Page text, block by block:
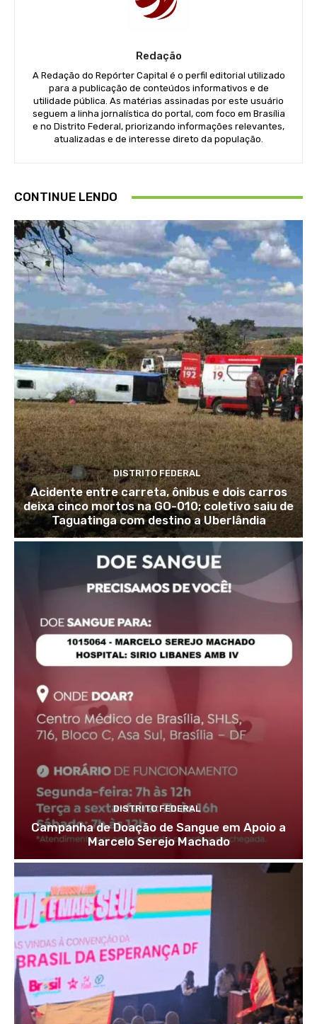
Redação
A Redação do Repórter Capital é o perfil editorial utilizado
para a publicação de conteúdos informativos e de
utilidade pública. As matérias assinadas por este usuário
seguem a linha jornalística do portal, com foco em Brasília
e no Distrito Federal, priorizando informações relevantes,
atualizadas e de interesse direto da população.
CONTINUE LENDO
DISTRITO FEDERAL
Acidente entre carreta, ônibus e dois carros
deixa cinco mortos na GO-010; coletivo saiu de
Taguatinga com destino a Uberlândia
DISTRITO FEDERAL
Campanha de Doação de Sangue em Apoio a
Marcelo Serejo Machado